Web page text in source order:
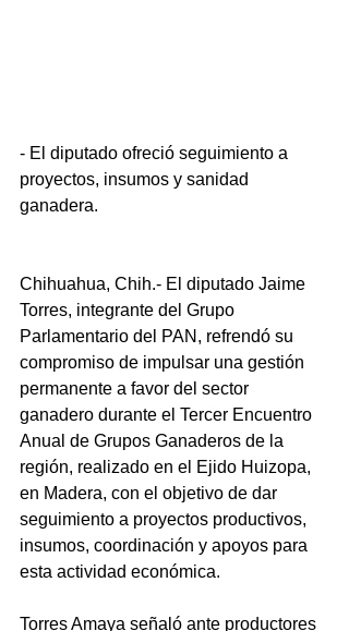
- El diputado ofreció seguimiento a
proyectos, insumos y sanidad
ganadera.
Chihuahua, Chih.- El diputado Jaime
Torres, integrante del Grupo
Parlamentario del PAN, refrendó su
compromiso de impulsar una gestión
permanente a favor del sector
ganadero durante el Tercer Encuentro
Anual de Grupos Ganaderos de la
región, realizado en el Ejido Huizopa,
en Madera, con el objetivo de dar
seguimiento a proyectos productivos,
insumos, coordinación y apoyos para
esta actividad económica.
Torres Amaya señaló ante productores